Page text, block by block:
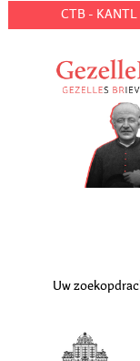
CTB - KANTL
Uw